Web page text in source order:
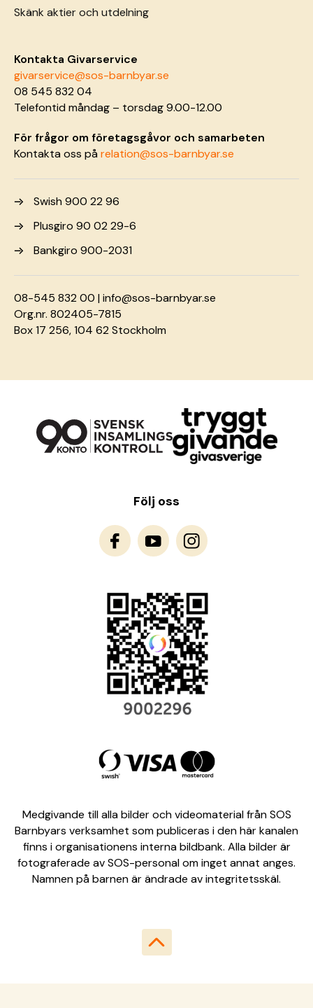
Skänk aktier och utdelning
Kontakta Givarservice
givarservice@sos-barnbyar.se
08 545 832 04
Telefontid måndag – torsdag 9.00-12.00
För frågor om företagsgåvor och samarbeten
Kontakta oss pårelation@sos-barnbyar.se
Swish 900 22 96
Plusgiro 90 02 29-6
Bankgiro 900-2031
08-545 832 00 |info@sos-barnbyar.se
Org.nr. 802405-7815
Box 17 256, 104 62 Stockholm
Följ oss
Medgivande till alla bilder och videomaterial från SOS
Barnbyars verksamhet som publiceras i den här kanalen
finns i organisationens interna bildbank. Alla bilder är
fotograferade av SOS-personal om inget annat anges.
Namnen på barnen är ändrade av integritetsskäl.